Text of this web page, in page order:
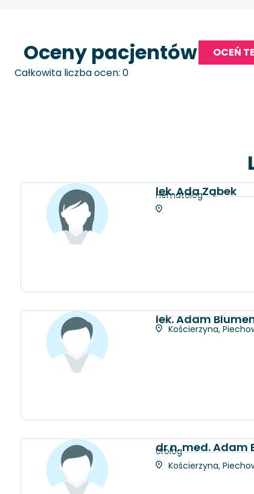
Oceny pacjentów
OCEŃ
Całkowita liczba ocen: 0
lek. Ada Ząbek
Hematolog
lek. Adam
Kościerzyna,
dr n. med. Adam
Urolog
Kościerzyna,